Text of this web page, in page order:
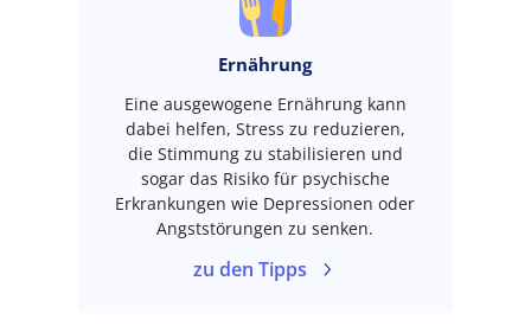
Ernährung
Eine ausgewogene Ernährung kann
dabei helfen, Stress zu reduzieren,
die Stimmung zu stabilisieren und
sogar das Risiko für psychische
Erkrankungen wie Depressionen oder
Angststörungen zu senken.
zu den Tipps